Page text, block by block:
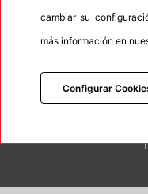
Etiqueta energética
cambiar su
más información en
Configurar